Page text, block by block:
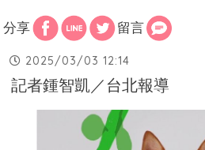
分享 留言
2025/03/03 12:14
記者鍾智凱／台北報導